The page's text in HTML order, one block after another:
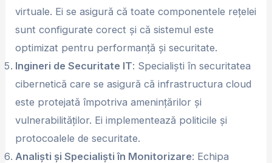
virtuale. Ei se asigură că toate componentele rețelei
sunt configurate corect și că sistemul este
optimizat pentru performanță și securitate.
Ingineri de Securitate IT: Specialiști în securitatea
cibernetică care se asigură că infrastructura cloud
este protejată împotriva amenințărilor și
vulnerabilităților. Ei implementează politicile și
protocoalele de securitate.
Analiști și Specialiști în Monitorizare: Echipa